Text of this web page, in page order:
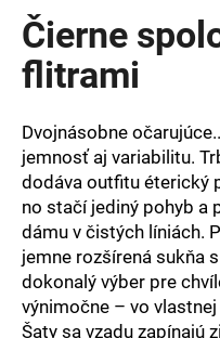
produktu
je
0,0
hviezdičiek.
Čierne
flitrami
Dvojnásobne
jemnosť aj variabilitu.
dodáva outfitu éterický
no stačí jediný pohyb a
dámu v čistých líniách.
jemne rozšírená sukňa
dokonalý výber pre
výnimočne – vo
Šaty sa vzadu zapínajú